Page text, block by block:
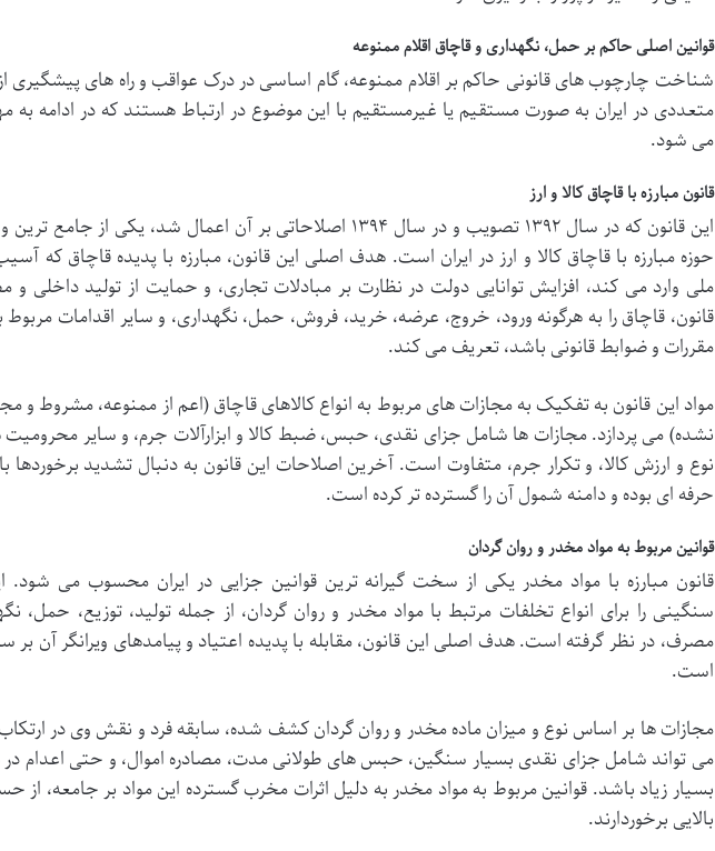
قوانین اصلی حاکم بر حمل، نگهداری و قاچاق اقلام ممنوعه
شناخت چارچوب های قانونی حاکم بر اقلام ممنوعه، گام اساسی در درک عواقب و راه های پیشگیری
متعددی در ایران به صورت مستقیم یا غیرمستقیم با این موضوع در ارتباط هستند که در ادامه به
می شود.
قانون مبارزه با قاچاق کالا و ارز
این قانون که در سال ۱۳۹۲ تصویب و در سال ۱۳۹۴ اصلاحاتی بر آن اعمال شد،
حوزه مبارزه با قاچاق کالا و ارز در ایران است. هدف اصلی این قانون، مبارزه با پدیده قاچاق که
ملی وارد می کند، افزایش توانایی دولت در نظارت بر مبادلات تجاری، و حمایت از تولید داخلی
قانون، قاچاق را به هرگونه ورود، خروج، عرضه، خرید، فروش، حمل، نگهداری، و سایر اقدامات مربوط
مقررات و ضوابط قانونی باشد، تعریف می کند.
مواد این قانون به تفکیک به مجازات های مربوط به انواع کالاهای قاچاق (اعم از ممنوعه، مشروط و
نشده) می پردازد. مجازات ها شامل جزای نقدی، حبس، ضبط کالا و ابزارآلات جرم، و سایر
نوع و ارزش کالا، و تکرار جرم، متفاوت است. آخرین اصلاحات این قانون به دنبال تشدید برخوردها
حرفه ای بوده و دامنه شمول آن را گسترده تر کرده است.
قوانین مربوط به مواد مخدر و روان گردان
قانون مبارزه با مواد مخدر یکی از سخت گیرانه ترین قوانین جزایی در ایران محسوب می شود.
سنگینی را برای انواع تخلفات مرتبط با مواد مخدر و روان گردان، از جمله تولید، توزیع، حمل،
مصرف، در نظر گرفته است. هدف اصلی این قانون، مقابله با پدیده اعتیاد و پیامدهای ویرانگر آن
است.
مجازات ها بر اساس نوع و میزان ماده مخدر و روان گردان کشف شده، سابقه فرد و نقش وی در
می تواند شامل جزای نقدی بسیار سنگین، حبس های طولانی مدت، مصادره اموال، و حتی اعدام در
بسیار زیاد باشد. قوانین مربوط به مواد مخدر به دلیل اثرات مخرب گسترده این مواد بر جامعه،
بالایی برخوردارند.